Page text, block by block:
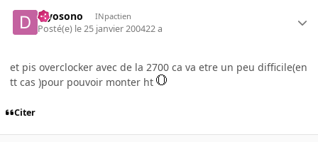
djyosono INpactien
Posté(e) le 25 janvier 200422 a
et pis overclocker avec de la 2700 ca va etre un peu difficile(en
tt cas )pour pouvoir monter ht
Citer